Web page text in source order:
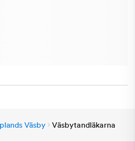
Väsby Väsbytandläkarna